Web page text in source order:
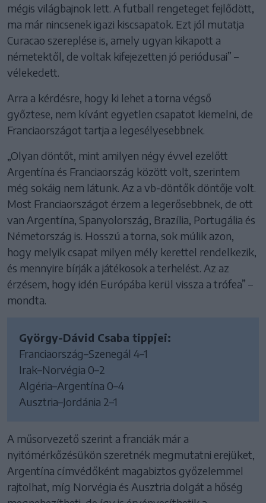
mégis világbajnok lett. A futball rengeteget fejlődött,
ma már nincsenek igazi kiscsapatok. Ezt jól mutatja
Curacao szereplése is, amely ugyan kikapott a
németektől, de voltak kifejezetten jó periódusai” –
vélekedett.
Arra a kérdésre, hogy ki lehet a torna végső
győztese, nem kívánt egyetlen csapatot kiemelni, de
Franciaországot tartja a legesélyesebbnek.
„Olyan döntőt, mint amilyen négy évvel ezelőtt
Argentína és Franciaország között volt, szerintem
még sokáig nem látunk. Az a vb-döntők döntője volt.
Most Franciaországot érzem a legerősebbnek, de ott
van Argentína, Spanyolország, Brazília, Portugália és
Németország is. Hosszú a torna, sok múlik azon,
hogy melyik csapat milyen mély kerettel rendelkezik,
és mennyire bírják a játékosok a terhelést. Az az
érzésem, hogy idén Európába kerül vissza a trófea” –
mondta.
György-Dávid Csaba tippjei:
Franciaország–Szenegál 4–1
Irak–Norvégia 0–2
Algéria–Argentína 0–4
Ausztria–Jordánia 2–1
A műsorvezető szerint a franciák már a
nyitómérkőzésükön szeretnék megmutatni erejüket,
Argentína címvédőként magabiztos győzelemmel
rajtolhat, míg Norvégia és Ausztria dolgát a hőség